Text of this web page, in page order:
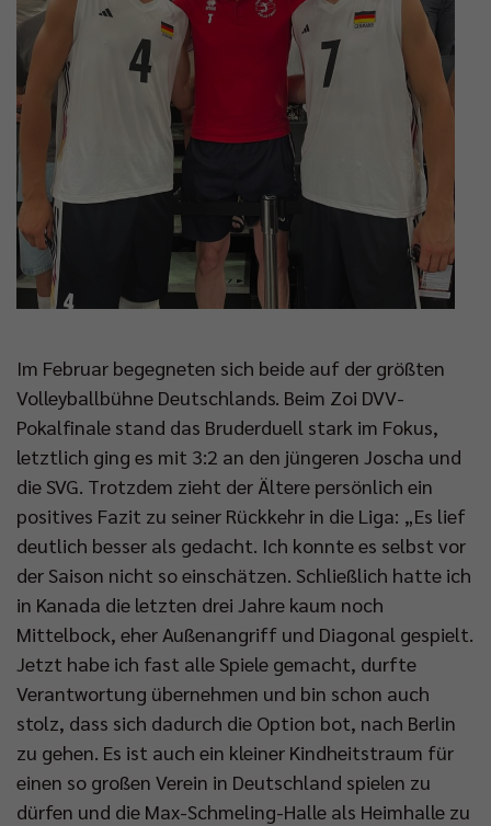
Im Februar begegneten sich beide auf der größten
Volleyballbühne Deutschlands. Beim Zoi DVV-
Pokalfinale stand das Bruderduell stark im Fokus,
letztlich ging es mit 3:2 an den jüngeren Joscha und
die SVG. Trotzdem zieht der Ältere persönlich ein
positives Fazit zu seiner Rückkehr in die Liga: „Es lief
deutlich besser als gedacht. Ich konnte es selbst vor
der Saison nicht so einschätzen. Schließlich hatte ich
in Kanada die letzten drei Jahre kaum noch
Mittelbock, eher Außenangriff und Diagonal gespielt.
Jetzt habe ich fast alle Spiele gemacht, durfte
Verantwortung übernehmen und bin schon auch
stolz, dass sich dadurch die Option bot, nach Berlin
zu gehen. Es ist auch ein kleiner Kindheitstraum für
einen so großen Verein in Deutschland spielen zu
dürfen und die Max-Schmeling-Halle als Heimhalle zu